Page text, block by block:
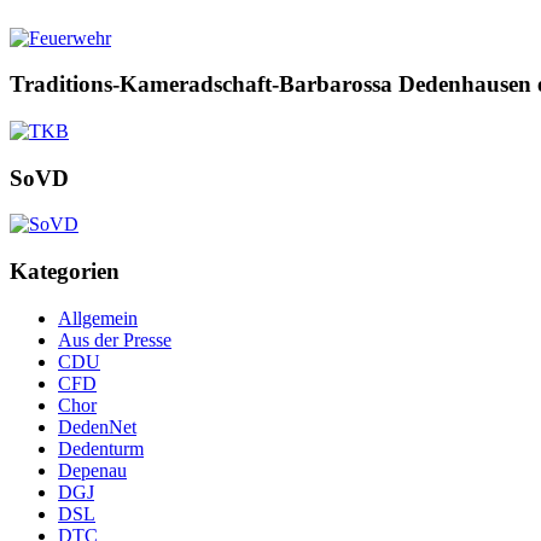
Traditions-Kameradschaft-Barbarossa Dedenhausen
SoVD
Kategorien
Allgemein
Aus der Presse
CDU
CFD
Chor
DedenNet
Dedenturm
Depenau
DGJ
DSL
DTC